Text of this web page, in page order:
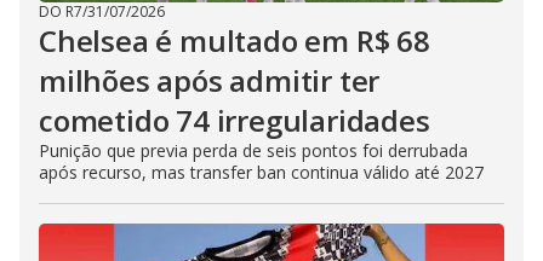
DO R7/31/07/2026
Chelsea é multado em R$ 68
milhões após admitir ter
cometido 74 irregularidades
Punição que previa perda de seis pontos foi derrubada
após recurso, mas transfer ban continua válido até 2027